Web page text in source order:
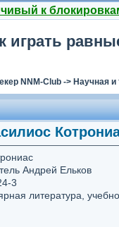
к
играть
NNM-Club -> Научная и
Андрей Ельков
3
литература,